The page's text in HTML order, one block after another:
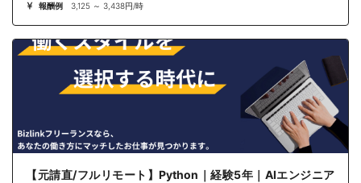
報酬例 3,125 ～ 3,438円/時
【元請直/フルリモート】Python｜経験5年｜AIエンジニア